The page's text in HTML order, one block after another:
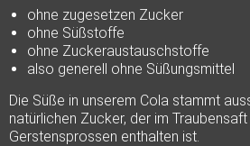
ohne zugesetzen Zucker
ohne Süßstoffe
ohne Zuckeraustauschstoffe
also generell ohne Süßungsmittel
Die Süße in unserem Cola stammt
natürlichen Zucker, der im
Gerstensprossen enthalten ist.